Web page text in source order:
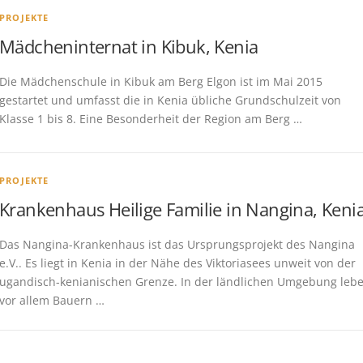
PROJEKTE
Mädcheninternat in Kibuk, Kenia
Die Mädchenschule in Kibuk am Berg Elgon ist im Mai 2015
gestartet und umfasst die in Kenia übliche Grundschulzeit von
Klasse 1 bis 8. Eine Besonderheit der Region am Berg …
PROJEKTE
Krankenhaus Heilige Familie in Nangina,
Das Nangina-Krankenhaus ist das Ursprungsprojekt des Nangina
e.V.. Es liegt in Kenia in der Nähe des Viktoriasees unweit von der
ugandisch-kenianischen Grenze. In der ländlichen Umgebung
vor allem Bauern …